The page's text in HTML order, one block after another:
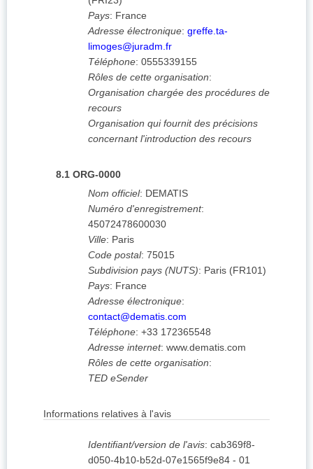
Pays: France
Adresse électronique: greffe.ta-
limoges@juradm.fr
Téléphone: 0555339155
Rôles de cette organisation:
Organisation chargée des procédures de
recours
Organisation qui fournit des précisions
concernant l'introduction des recours
8.1 ORG-0000
Nom officiel: DEMATIS
Numéro d'enregistrement:
45072478600030
Ville: Paris
Code postal: 75015
Subdivision pays (NUTS): Paris (FR101)
Pays: France
Adresse électronique:
contact@dematis.com
Téléphone: +33 172365548
Adresse internet: www.dematis.com
Rôles de cette organisation:
TED eSender
Informations relatives à l'avis
Identifiant/version de l'avis: cab369f8-
d050-4b10-b52d-07e1565f9e84 - 01